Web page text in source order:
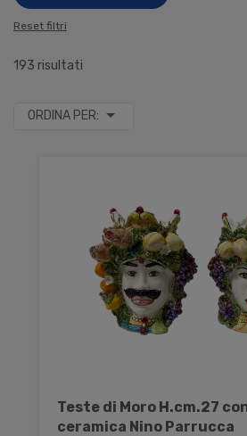
Reset filtri
193 risultati
ORDINA PER:
Teste di Moro H.cm.27 con frutta in
ceramica Nino Parrucca